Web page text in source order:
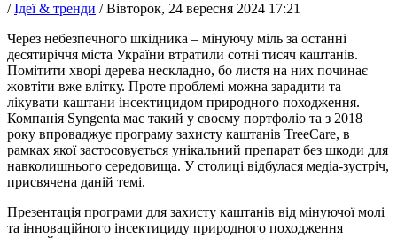
/ Ідеї & тренди /Вівторок, 24 вересня 2024 17:21
Через небезпечного шкідника – мінуючу міль за останні
десятиріччя міста України втратили сотні тисяч каштанів.
Помітити хворі дерева нескладно, бо листя на них починає
жовтіти вже влітку. Проте проблемі можна зарадити та
лікувати каштани інсектицидом природного походження.
Компанія Syngenta має такий у своєму портфоліо та з 2018
року впроваджує програму захисту каштанів TreeCare, в
рамках якої застосовується унікальний препарат без шкоди для
навколишнього середовища. У столиці відбулася медіа-зустріч,
присвячена даній темі.
Презентація програми для захисту каштанів від мінуючої молі
та інноваційного інсектициду природного походження